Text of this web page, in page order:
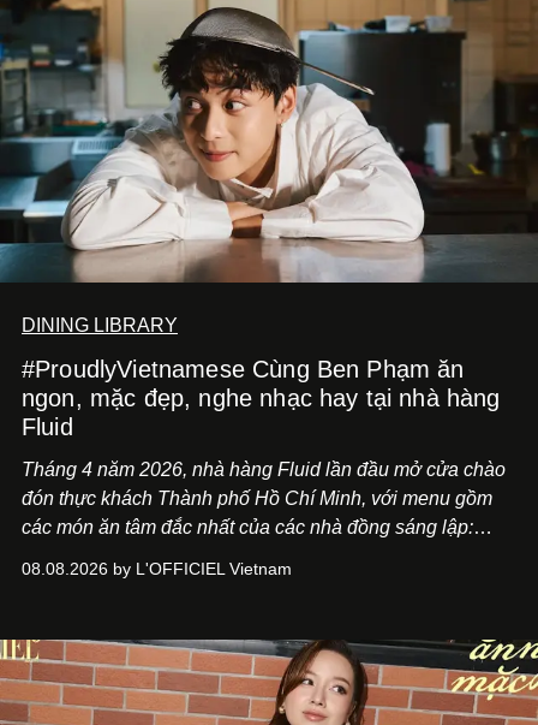
DINING LIBRARY
#ProudlyVietnamese Cùng Ben Phạm ăn
ngon, mặc đẹp, nghe nhạc hay tại nhà hàng
Fluid
Tháng 4 năm 2026, nhà hàng Fluid lần đầu mở cửa chào
đón thực khách Thành phố Hồ Chí Minh, với menu gồm
các món ăn tâm đắc nhất của các nhà đồng sáng lập:
món ăn đa dạng từ Á đến Âu nhanh chóng được yêu thích
mang đến niềm vui cho thực khách.
08.08.2026 by L'OFFICIEL Vietnam